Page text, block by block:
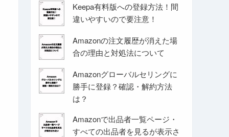
Keepa有料版への登録方法！間
違いやすいので要注意！
Amazonの注文履歴が消えた場
合の理由と対処法について
Amazonグローバルセリングに
勝手に登録？確認・解約方法
は？
Amazonで出品者一覧ページ・
すべての出品者を見るが表示さ